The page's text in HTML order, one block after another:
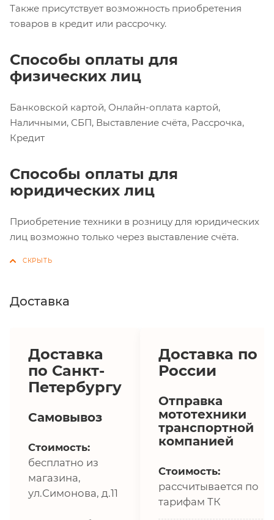
Также присутствует возможность приобретения
товаров в кредит или рассрочку.
Способы оплаты для
физических лиц
Банковской картой, Онлайн-оплата картой,
Наличными, СБП, Выставление счёта, Рассрочка,
Кредит
Способы оплаты для
юридических лиц
Приобретение техники в розницу для юридических
лиц возможно только через выставление счёта.
Доставка
Доставка
по Санкт-
Петербургу
Самовывоз
Стоимость:
бесплатно из
магазина,
ул.Симонова, д.11
Доставка по
России
Отправка
мототехники
транспортной
компанией
Стоимость:
рассчитывается по
тарифам ТК